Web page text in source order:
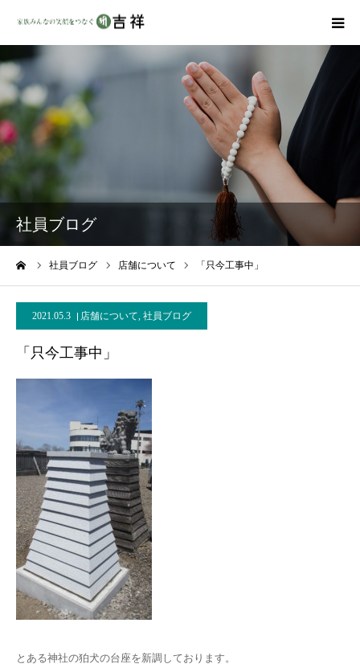
社員ブログ
社員ブログ 店舗について 「只今工事中」
2021.05.3 店舗について, 社員ブログ
「只今工事中」
とある神社の狛犬の台座を新調しております。
商品ラインナップ
墓地・霊園を探す
吉祥の特徴